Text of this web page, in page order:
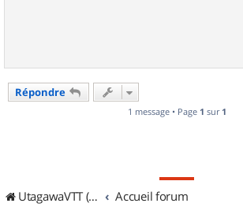
Répondre
1 message • Page 1 sur 1
UtagawaVTT (Randos VTT et VTTAE avec traces GPS) Accueil forum